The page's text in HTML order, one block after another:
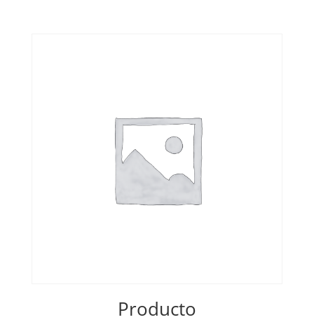
Producto